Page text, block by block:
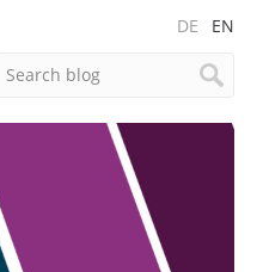
DE EN